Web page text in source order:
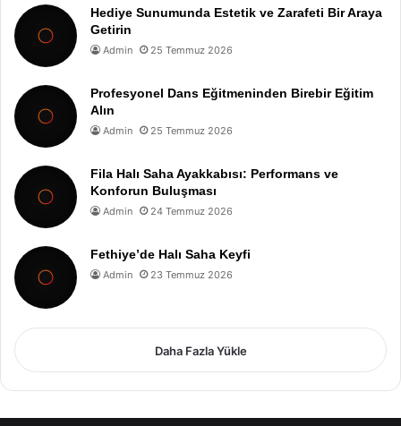
Hediye Sunumunda Estetik ve Zarafeti Bir Araya
Getirin
Admin 25 Temmuz 2026
Profesyonel Dans Eğitmeninden Birebir Eğitim
Alın
Admin 25 Temmuz 2026
Fila Halı Saha Ayakkabısı: Performans ve
Konforun Buluşması
Admin 24 Temmuz 2026
Fethiye’de Halı Saha Keyfi
Admin 23 Temmuz 2026
Daha Fazla Yükle